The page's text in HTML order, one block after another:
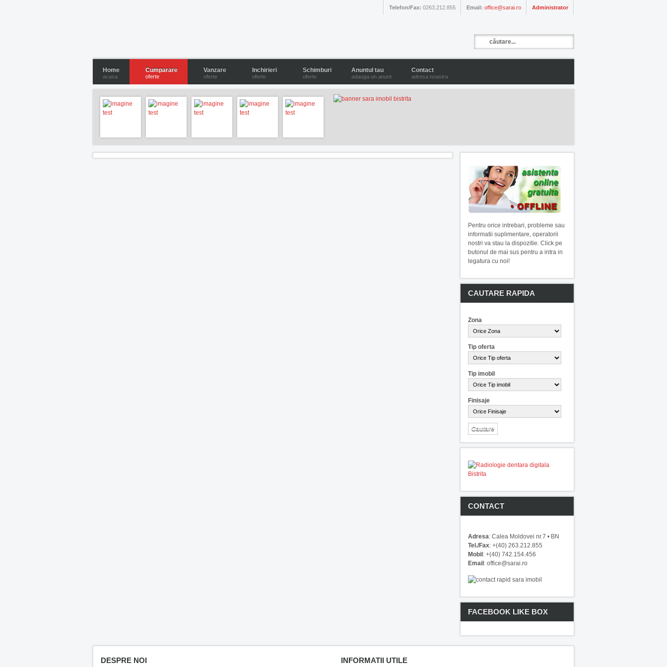
Telefon/Fax: 0263.212.855 Email: office@sarai.ro Administrator
Home
acasa
Cumparare
oferte
Vanzare
oferte
Inchirieri
oferte
Schimburi
oferte
Anuntul tau
adauga un anunt
Contact
adresa noastra
Pentru orice intrebari, probleme sau
informatii suplimentare, operatorii
nostri va stau la dispozitie. Click pe
butonul de mai sus pentru a intra in
legatura cu noi!
CAUTARE RAPIDA
Zona
Tip oferta
Tip imobil
Finisaje
CONTACT
Adresa: Calea Moldovei nr.7 • BN
Tel./Fax: +(40) 263.212.855
Mobil : +(40) 742.154.456
Email : office@sarai.ro
FACEBOOK LIKE BOX
DESPRE NOI INFORMATII UTILE